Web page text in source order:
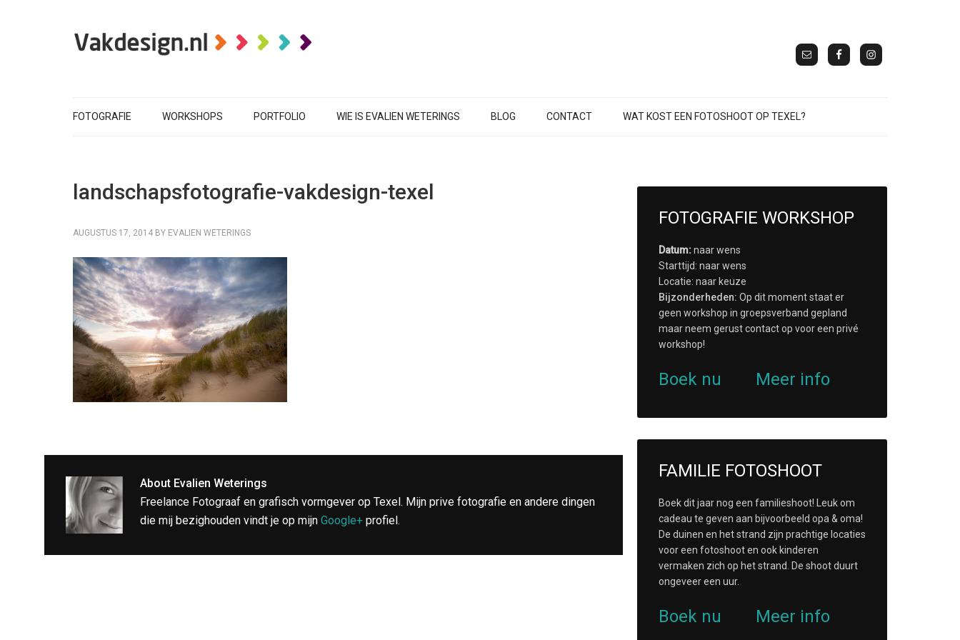
FOTOGRAFIE WORKSHOPS PORTFOLIO WIE IS EVALIEN WETERINGS BLOG CONTACT WAT KOST EEN FOTOSHOOT OP TEXEL?
landschapsfotografie-vakdesign-texel
AUGUSTUS 17, 2014 BY EVALIEN WETERINGS
About Evalien Weterings
Freelance Fotograaf en grafisch vormgever op Texel. Mijn prive fotografie en andere dingen
die mij bezighouden vindt je op mijn Google+ profiel.
FOTOGRAFIE WORKSHOP
Datum:naar wens
Starttijd: naar wens
Locatie: naar keuze
Bijzonderheden: Op dit moment staat er
geen workshop in groepsverband gepland
maar neem gerust contact op voor een privé
workshop!
Boek nu Meer info
FAMILIE FOTOSHOOT
Boek dit jaar nog een familieshoot! Leuk om
cadeau te geven aan bijvoorbeeld opa & oma!
De duinen en het strand zijn prachtige locaties
voor een fotoshoot en ook kinderen
vermaken zich op het strand. De shoot duurt
ongeveer een uur.
Boek nu Meer info